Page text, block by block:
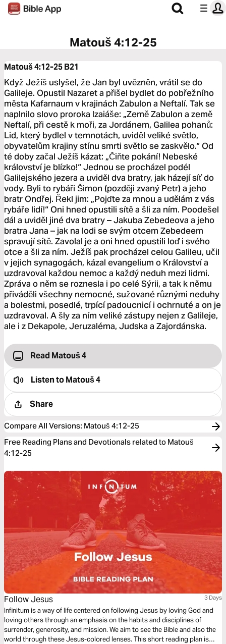
Matouš 4:12-25
Matouš 4:12-25B21
Když Ježíš uslyšel, že Jan byl uvězněn, vrátil se do
Galileje. Opustil Nazaret a přišel bydlet do pobřežního
města Kafarnaum v krajinách Zabulon a Neftalí. Tak se
naplnilo slovo proroka Izaiáše: „Země Zabulon a země
Neftalí, při cestě k moři, za Jordánem, Galilea pohanů:
Lid, který bydlel v temnotách, uviděl veliké světlo,
obyvatelům krajiny stínu smrti světlo se zaskvělo.“ Od
té doby začal Ježíš kázat: „Čiňte pokání! Nebeské
království je blízko!“ Jednou se procházel podél
Galilejského jezera a uviděl dva bratry, jak házejí síť do
vody. Byli to rybáři Šimon (později zvaný Petr) a jeho
bratr Ondřej. Řekl jim: „Pojďte za mnou a udělám z vás
rybáře lidí!“ Oni hned opustili sítě a šli za ním. Poodešel
dál a uviděl jiné dva bratry – Jakuba Zebedeova a jeho
bratra Jana – jak na lodi se svým otcem Zebedeem
spravují sítě. Zavolal je a oni hned opustili loď i svého
otce a šli za ním. Ježíš pak procházel celou Galileu, učil
v jejich synagogách, kázal evangelium o Království a
uzdravoval každou nemoc a každý neduh mezi lidmi.
Zpráva o něm se roznesla i po celé Sýrii, a tak k němu
přiváděli všechny nemocné, sužované různými neduhy
a bolestmi, posedlé, trpící padoucnicí i ochrnuté a on je
uzdravoval. A šly za ním veliké zástupy nejen z Galileje,
ale i z Dekapole, Jeruzaléma, Judska a Zajordánska.
Read Matouš 4
Listen toMatouš 4
Share
Compare All Versions: Matouš 4:12-25
Free Reading Plans and Devotionals related to Matouš
4:12-25
Follow Jesus 3 Days
Infinitum is a way of life centered on following Jesus by loving God and
loving others through an emphasis on the habits and disciplines of
surrender, generosity, and mission. We aim to see the Bible and also the
world through these Jesus-colored lenses. This short reading plan is